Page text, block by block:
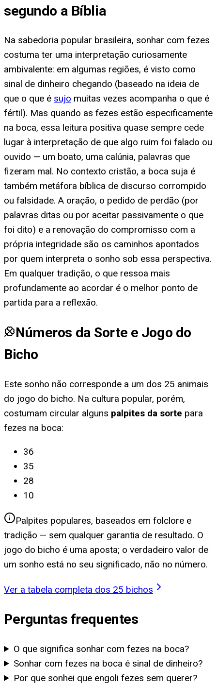
segundo a Bíblia
Na sabedoria popular brasileira, sonhar com fezes
costuma ter uma interpretação curiosamente
ambivalente: em algumas regiões, é visto como
sinal de dinheiro chegando (baseado na ideia de
que o que é sujo muitas vezes acompanha o que é
fértil). Mas quando as fezes estão especificamente
na boca, essa leitura positiva quase sempre cede
lugar à interpretação de que algo ruim foi falado ou
ouvido — um boato, uma calúnia, palavras que
fizeram mal. No contexto cristão, a boca suja é
também metáfora bíblica de discurso corrompido
ou falsidade. A oração, o pedido de perdão (por
palavras ditas ou por aceitar passivamente o que
foi dito) e a renovação do compromisso com a
própria integridade são os caminhos apontados
por quem interpreta o sonho sob essa perspectiva.
Em qualquer tradição, o que ressoa mais
profundamente ao acordar é o melhor ponto de
partida para a reflexão.
Números da Sorte e Jogo do
Bicho
Este sonho não corresponde a um dos 25 animais
do jogo do bicho. Na cultura popular, porém,
costumam circular alguns palpites da sorte para
fezes na boca:
36
35
28
10
Palpites populares, baseados em folclore e
tradição — sem qualquer garantia de resultado. O
jogo do bicho é uma aposta; o verdadeiro valor de
um sonho está no seu significado, não no número.
Ver a tabela completa dos 25 bichos
Perguntas frequentes
O que significa sonhar com fezes na boca?
Sonhar com fezes na boca é sinal de dinheiro?
Por que sonhei que engoli fezes sem querer?